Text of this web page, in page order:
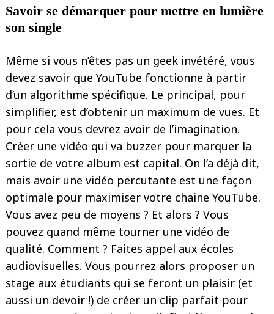
Savoir se démarquer pour mettre en lumière
son single
Même si vous n’êtes pas un geek invétéré, vous
devez savoir que YouTube fonctionne à partir
d’un algorithme spécifique. Le principal, pour
simplifier, est d’obtenir un maximum de vues. Et
pour cela vous devrez avoir de l’imagination.
Créer une vidéo qui va buzzer pour marquer la
sortie de votre album est capital. On l’a déjà dit,
mais avoir une vidéo percutante est une façon
optimale pour maximiser votre chaine YouTube.
Vous avez peu de moyens ? Et alors ? Vous
pouvez quand même tourner une vidéo de
qualité. Comment ? Faites appel aux écoles
audiovisuelles. Vous pourrez alors proposer un
stage aux étudiants qui se feront un plaisir (et
aussi un devoir !) de créer un clip parfait pour